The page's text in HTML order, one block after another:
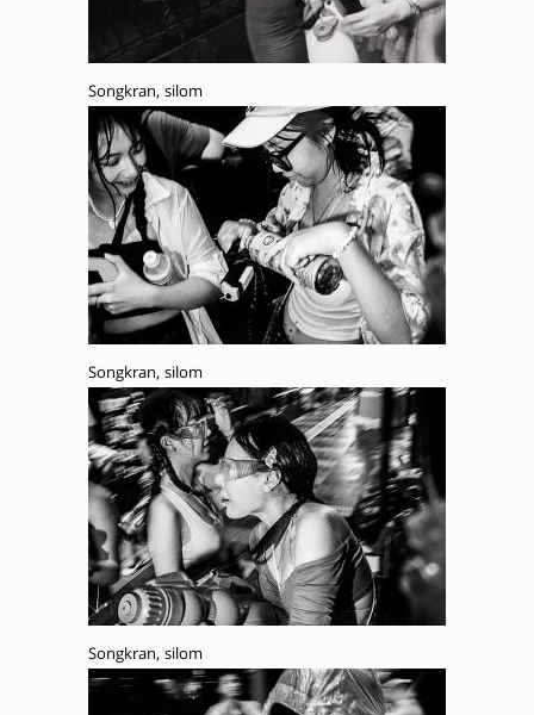
Songkran, silom
Songkran, silom
Songkran, silom